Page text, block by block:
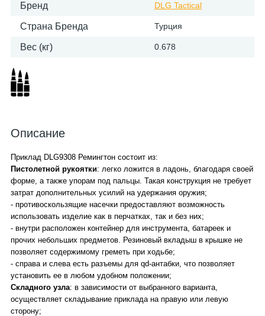
Бренд DLG Tactical
Страна Бренда Турция
Вес (кг) 0.678
Описание
Приклад DLG9308 Ремингтон состоит из:
Пистолетной рукоятки: легко ложится в ладонь, благодаря своей
форме, а также упорам под пальцы. Такая конструкция не требует
затрат дополнительных усилий на удержания оружия;
- противоскользящие насечки предоставляют возможность
использовать изделие как в перчатках, так и без них;
- внутри расположен контейнер для инструмента, батареек и
прочих небольших предметов. Резиновый вкладыш в крышке не
позволяет содержимому греметь при ходьбе;
- справа и слева есть разъемы для qd-антабки, что позволяет
установить ее в любом удобном положении;
Складного узла: в зависимости от выбранного варианта,
осуществляет складывание приклада на правую или левую
сторону;